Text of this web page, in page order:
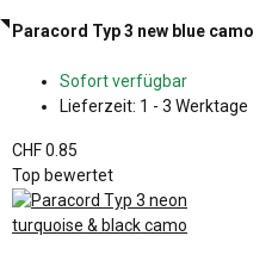
Paracord Typ 3 new blue camo
Sofort verfügbar
Lieferzeit: 1 - 3 Werktage
CHF 0.85
Top bewertet